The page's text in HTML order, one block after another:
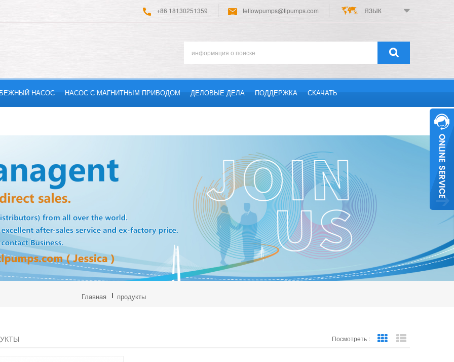
ЯЗЫК
+86 18130251359 teflowpumps@tlpumps.com
НАСОС НАСОС С МАГНИТНЫМ ПРИВОДОМ ДЕЛОВЫЕ ДЕЛА ПОДДЕРЖКА СКАЧАТЬ
Главная продукты
Посмотреть : Grid View